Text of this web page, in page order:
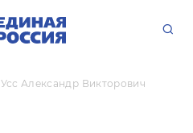
Усс Александр Викторович